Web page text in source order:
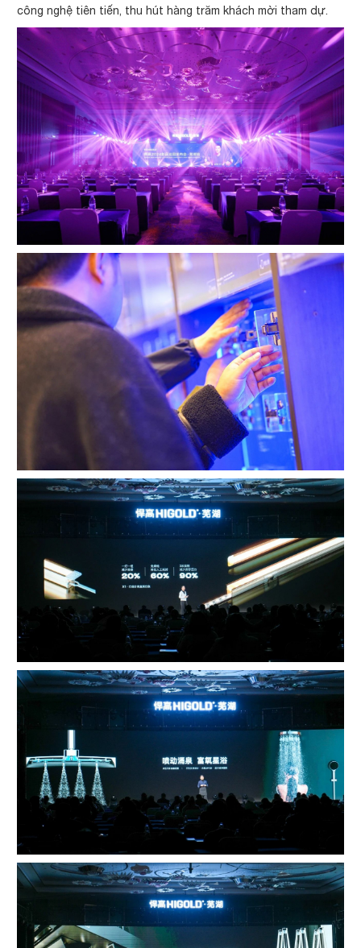
công nghệ tiên tiến, thu hút hàng trăm khách mời tham dự.